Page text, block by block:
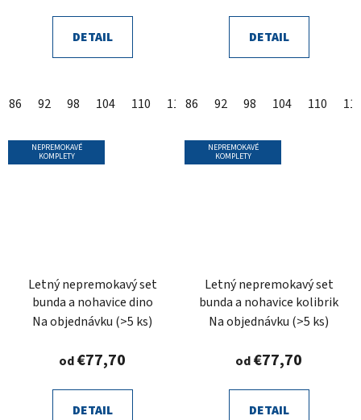
DETAIL
86 92 98 104 110 116 122 128 134 140
DETAIL
86 92 98 104 110
NEPREMOKAVÉ
KOMPLETY
Letný nepremokavý set
bunda a nohavice dino
Na objednávku (>5 ks)
od€77,70
DETAIL
NEPREMOKAVÉ
KOMPLETY
Letný nepremokavý set
bunda a nohavice kolibrik
Na objednávku (>5 ks)
od€77,70
DETAIL